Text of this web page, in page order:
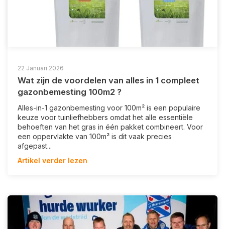
22 Januari 2026
Wat zijn de voordelen van alles in 1 compleet
gazonbemesting 100m2 ?
Alles-in-1 gazonbemesting voor 100m² is een populaire
keuze voor tuinliefhebbers omdat het alle essentiële
behoeften van het gras in één pakket combineert. Voor
een oppervlakte van 100m² is dit vaak precies
afgepast...
Artikel verder lezen